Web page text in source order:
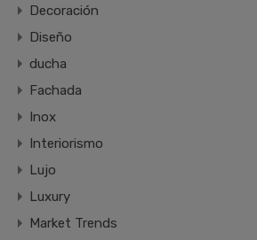
Decoración
Diseño
ducha
Fachada
Inox
Interiorismo
Lujo
Luxury
Market Trends